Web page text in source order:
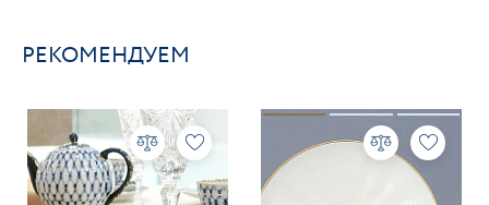
РЕКОМЕНДУЕМ